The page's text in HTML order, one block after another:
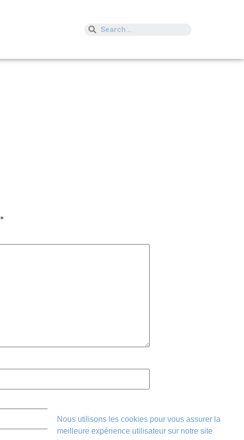
Nous utilisons les cookies pour vous assurer la
meilleure expérience utilisateur sur notre site
*